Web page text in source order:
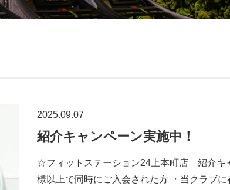
2025.09.07
紹介キャンペーン実施中！
☆フィットステーション24上本町店 紹介キ
様以上で同時にご入会された方 ・当クラブ